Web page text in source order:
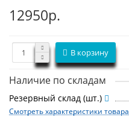
12950р.
В корзину
Наличие по складам
Резервный склад (шт.)
Смотреть характеристики товара